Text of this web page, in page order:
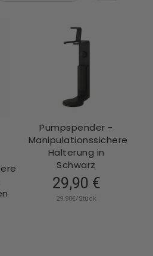
Pumpspender -
Manipulationssichere
Halterung in
Schwarz
29,90 €
29.90€/Stück